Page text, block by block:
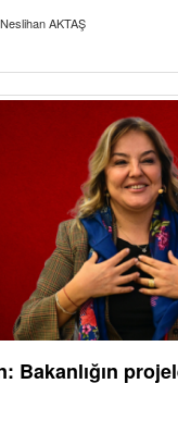
AKTAŞ
Bakanlığın